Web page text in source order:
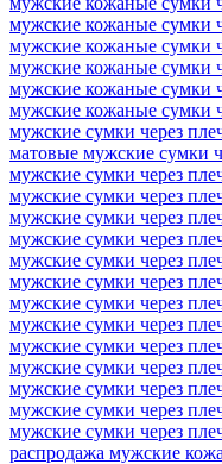
мужские кожаные сумки
мужские кожаные сумки
мужские кожаные сумки
мужские кожаные сумки
мужские кожаные сумки
мужские сумки через
матовые мужские сумки
мужские сумки через
мужские сумки через
мужские сумки через
мужские сумки через
мужские сумки через
мужские сумки через
мужские сумки через
мужские сумки через
мужские сумки через
мужские сумки через
мужские сумки через
мужские сумки через
мужские сумки через
распродажа мужские